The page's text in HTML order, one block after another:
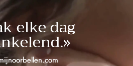
elke dag